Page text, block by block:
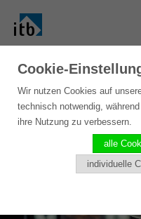
Cookie-
Wir nutzen Cookies auf
technisch notwendig,
ihre Nutzung zu verbessern.
alle
individuelle